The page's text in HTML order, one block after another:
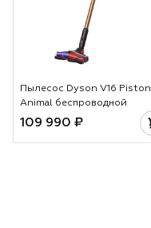
Пылесос Dyson V16 Piston
Animal беспроводной
109 990 ₽